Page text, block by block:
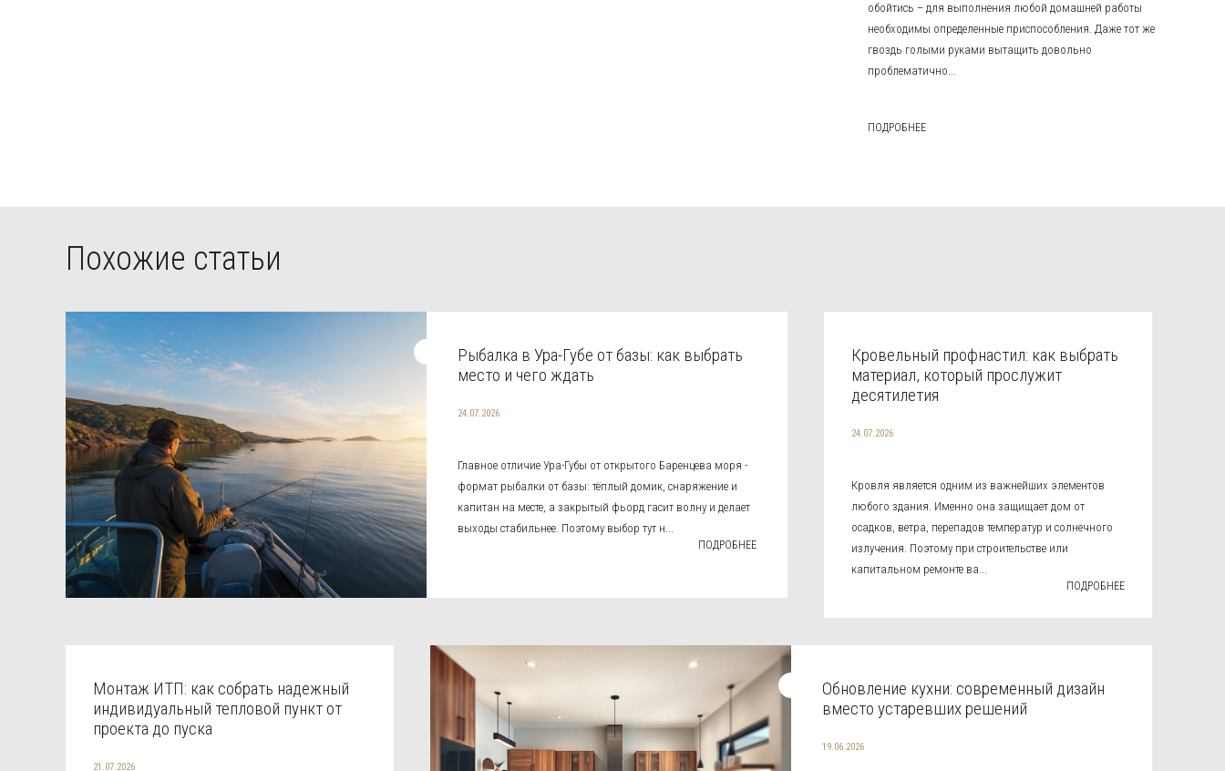
обойтись – для выполнения любой домашней работы
необходимы определенные приспособления. Даже тот же
гвоздь голыми руками вытащить довольно
проблематично...
ПОДРОБНЕЕ
Похожие статьи
Рыбалка в Ура-Губе от базы: как выбрать
место и чего ждать
24.07.2026
Главное отличие Ура-Губы от открытого Баренцева моря -
формат рыбалки от базы: тёплый домик, снаряжение и
капитан на месте, а закрытый фьорд гасит волну и делает
выходы стабильнее. Поэтому выбор тут н...
ПОДРОБНЕЕ
Кровельный профнастил: как выбрать
материал, который прослужит
десятилетия
24.07.2026
Кровля является одним из важнейших элементов
любого здания. Именно она защищает дом от
осадков, ветра, перепадов температур и солнечного
излучения. Поэтому при строительстве или
капитальном ремонте ва...
ПОДРОБНЕЕ
Монтаж ИТП: как собрать надежный
индивидуальный тепловой пункт от
проекта до пуска
21.07.2026
Обновление кухни: современный дизайн
вместо устаревших решений
19.06.2026